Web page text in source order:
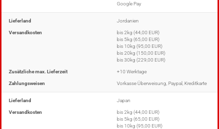
Google Pay
Lieferland Jordanien
Versandkosten
bis 2kg (44,00 EUR)
bis 5kg (65,00 EUR)
bis 10kg (95,00 EUR)
bis 20kg (150,00 EUR)
bis 30kg (229,00 EUR)
Zusätzliche max. Lieferzeit +10 Werktage
Zahlungsweisen Vorkasse Überweisung, Paypal, Kreditkarte
Lieferland Japan
Versandkosten
bis 2kg (44,00 EUR)
bis 5kg (65,00 EUR)
bis 10kg (95,00 EUR)